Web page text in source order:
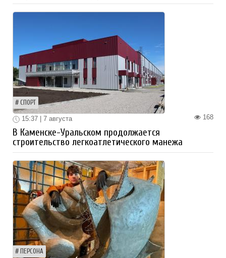
СПОРТ
168
15:37 | 7 августа
В Каменске-Уральском продолжается
строительство легкоатлетического манежа
ПЕРСОНА